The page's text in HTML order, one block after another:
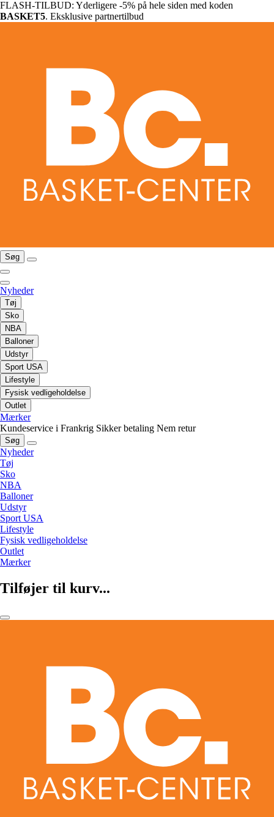
FLASH-TILBUD: Yderligere -5% på hele siden med koden
BASKET5. Eksklusive partnertilbud
Søg
Nyheder
Tøj
Sko
NBA
Balloner
Udstyr
Sport USA
Lifestyle
Fysisk vedligeholdelse
Outlet
Mærker
Kundeservice i Frankrig Sikker betaling Nem retur
Søg
Nyheder
Tøj
Sko
NBA
Balloner
Udstyr
Sport USA
Lifestyle
Fysisk vedligeholdelse
Outlet
Mærker
Tilføjer til kurv...